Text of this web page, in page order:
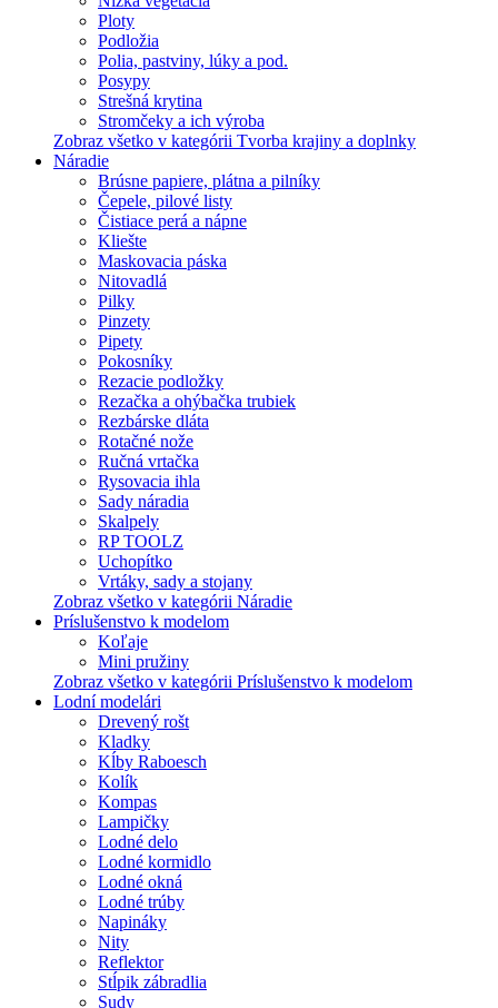
Ploty
Podložia
Polia, pastviny, lúky a pod.
Posypy
Strešná krytina
Stromčeky a ich výroba
Zobraz všetko v kategórii Tvorba krajiny a doplnky
Náradie
Brúsne papiere, plátna a pilníky
Čepele, pilové listy
Čistiace perá a nápne
Kliešte
Maskovacia páska
Nitovadlá
Pilky
Pinzety
Pipety
Pokosníky
Rezacie podložky
Rezačka a ohýbačka trubiek
Rezbárske dláta
Rotačné nože
Ručná vrtačka
Rysovacia ihla
Sady náradia
Skalpely
RP TOOLZ
Uchopítko
Vrtáky, sady a stojany
Zobraz všetko v kategórii Náradie
Príslušenstvo k modelom
Koľaje
Mini pružiny
Zobraz všetko v kategórii Príslušenstvo k modelom
Lodní modelári
Drevený rošt
Kladky
Kĺby Raboesch
Kolík
Kompas
Lampičky
Lodné delo
Lodné kormidlo
Lodné okná
Lodné trúby
Napináky
Nity
Reflektor
Stĺpik zábradlia
Sudy